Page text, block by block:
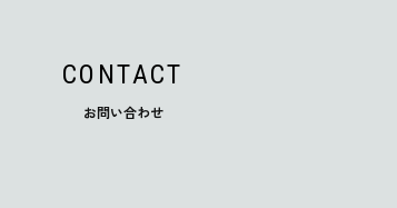
CONTACT
お問い合わせ